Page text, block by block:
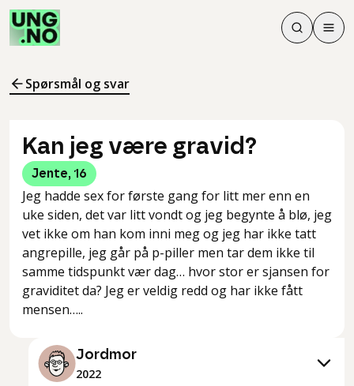
Søk
Søk
Meny
Spørsmål og svar
Kan jeg være gravid?
Jente, 16
Jeg hadde sex for første gang for litt mer enn en
uke siden, det var litt vondt og jeg begynte å blø, jeg
vet ikke om han kom inni meg og jeg har ikke tatt
angrepille, jeg går på p-piller men tar dem ikke til
samme tidspunkt vær dag… hvor stor er sjansen for
graviditet da? Jeg er veldig redd og har ikke fått
mensen…..
Jordmor
2022